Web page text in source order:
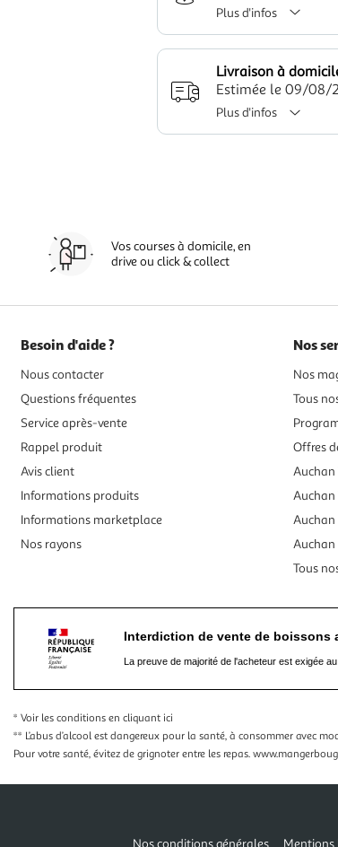
Plus d'infos
Livraison à
Estimée le 09/08/
Plus d'infos
Vos courses à domicile, en
drive ou click & collect
Besoin d'aide ?
Nous contacter
Questions fréquentes
Service après-vente
Rappel produit
Avis client
Informations produits
Informations marketplace
Nos rayons
Nos
Nos
Tous
Offres
Auchan
Auchan
Tous
Interdiction de vente de boissons
La preuve de majorité de l'acheteur est exigée
* Voir les conditions en cliquant ici
** L’abus d’alcool est dangereux pour la santé, à consommer avec
Pour votre santé, évitez de grignoter entre les repas.
Nos conditions générales Mentions